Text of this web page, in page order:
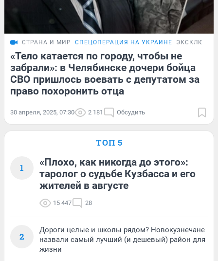
СТРАНА И МИР СПЕЦОПЕРАЦИЯ НА УКРАИНЕ ЭКСКЛЮЗИВ
«Тело катается по городу, чтобы не
забрали»: в Челябинске дочери бойца
СВО пришлось воевать с депутатом за
право похоронить отца
30 апреля, 2025, 07:30 2 181 Обсудить
ТОП 5
1
«Плохо, как никогда до этого»:
таролог о судьбе Кузбасса и его
жителей в августе
15 447 28
2
Дороги целые и школы рядом? Новокузнечане
назвали самый лучший (и дешевый) район для
жизни